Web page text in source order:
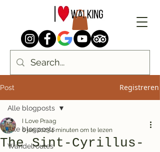
Post Registreren
Alle blogposts
Wandelroutes
Alle blogposts
The Sint-Cyrillus-
I Love Praag
6 jan 20234 minuten om te lezen